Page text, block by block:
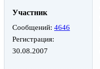
Участник
Сообщений: 4646
Регистрация:
30.08.2007